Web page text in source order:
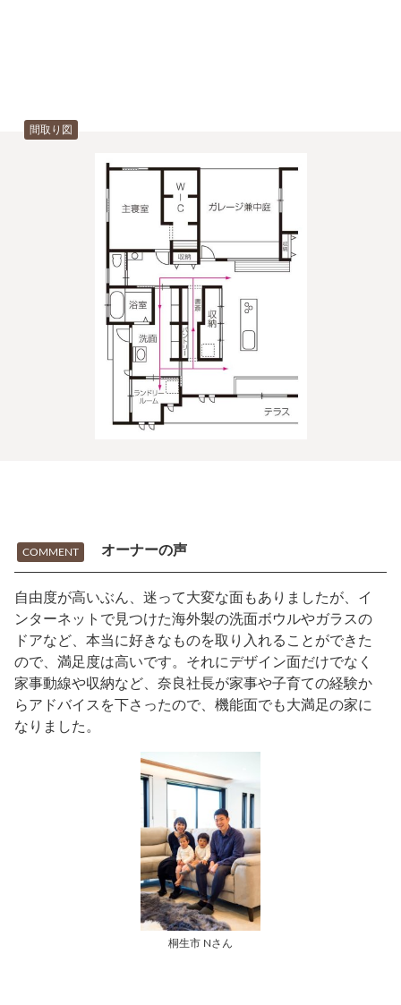
間取り図
COMMENT オーナーの声
自由度が高いぶん、迷って大変な面もありましたが、イ
ンターネットで見つけた海外製の洗面ボウルやガラスの
ドアなど、本当に好きなものを取り入れることができた
ので、満足度は高いです。それにデザイン面だけでなく
家事動線や収納など、奈良社長が家事や子育ての経験か
らアドバイスを下さったので、機能面でも大満足の家に
なりました。
桐生市 Nさん